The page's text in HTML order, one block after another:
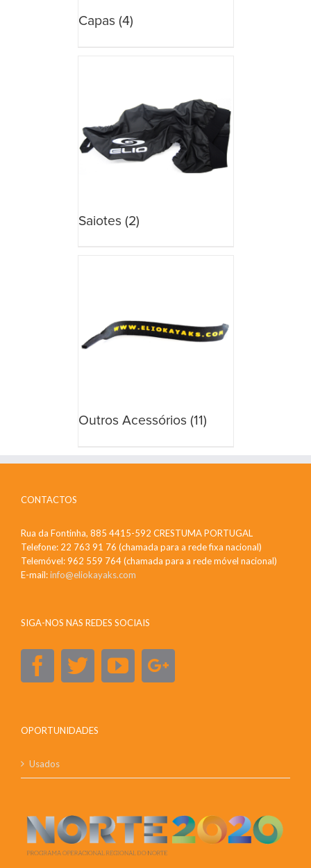
Capas (4)
Saiotes (2)
Outros Acessórios (11)
CONTACTOS
Rua da Fontinha, 885 4415-592 CRESTUMA PORTUGAL
Telefone: 22 763 91 76 (chamada para a rede fixa nacional)
Telemóvel: 962 559 764 (chamada para a rede móvel nacional)
E-mail:info@eliokayaks.com
SIGA-NOS NAS REDES SOCIAIS
OPORTUNIDADES
Usados